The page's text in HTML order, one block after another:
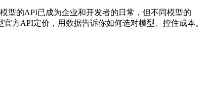
型的API已成为企业和开发者的日常，但不同模型的
方API定价，用数据告诉你如何选对模型、控住成本。